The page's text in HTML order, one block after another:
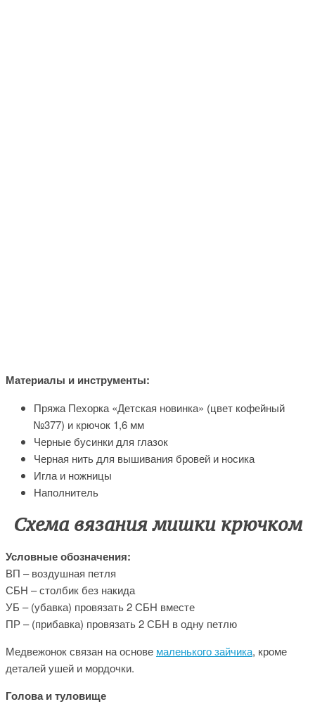
Материалы и инструменты:
Пряжа Пехорка «Детская новинка» (цвет кофейный
№377) и крючок 1,6 мм
Черные бусинки для глазок
Черная нить для вышивания бровей и носика
Игла и ножницы
Наполнитель
Схема вязания мишки крючком
Условные обозначения:
ВП – воздушная петля
СБН – столбик без накида
УБ – (убавка) провязать 2 СБН вместе
ПР – (прибавка) провязать 2 СБН в одну петлю
Медвежонок связан на основе маленького зайчика, кроме
деталей ушей и мордочки.
Голова и туловище